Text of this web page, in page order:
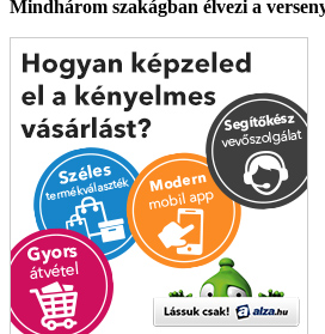
Mindhárom szakágban élvezi a